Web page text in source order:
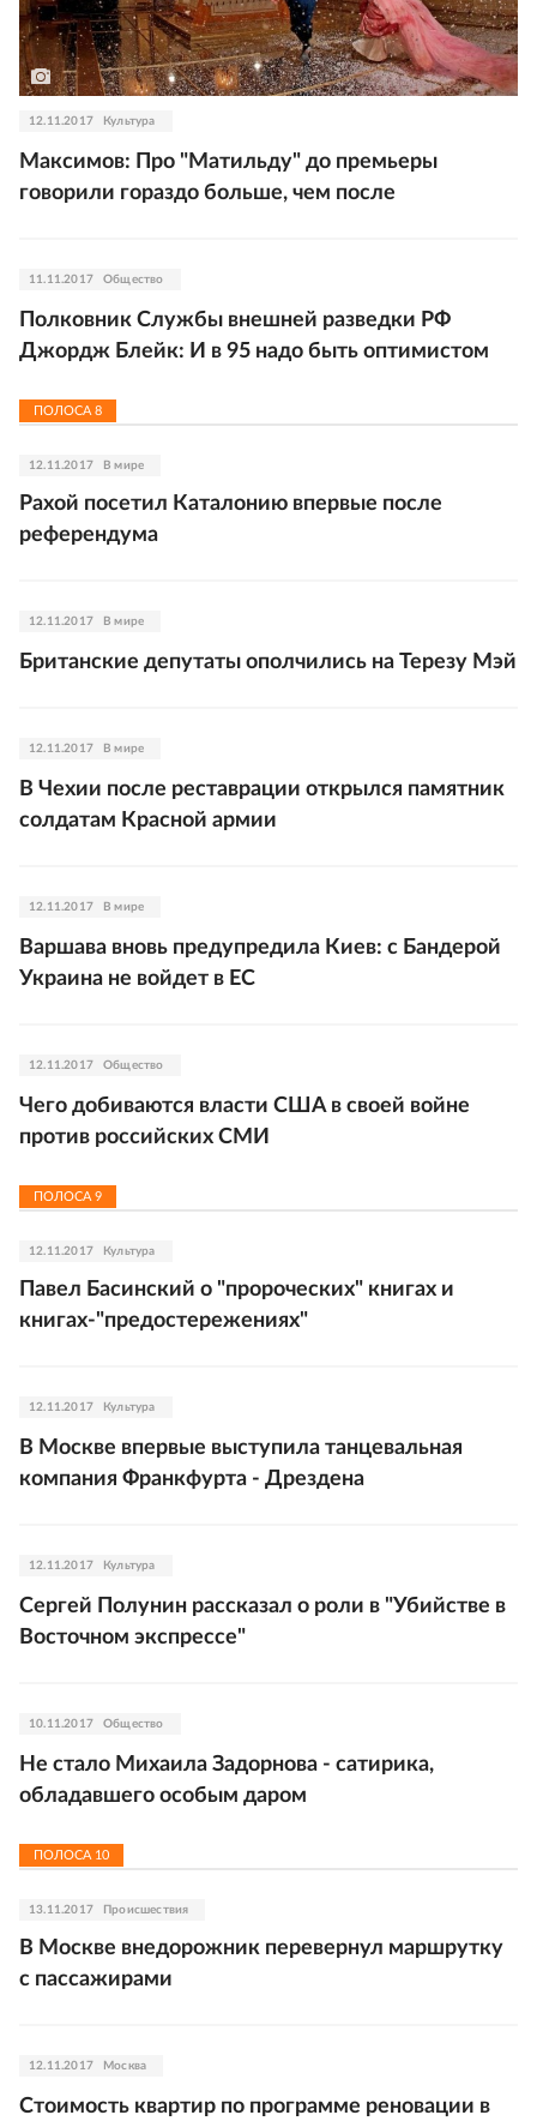
12.11.2017 Культура
Максимов: Про "Матильду" до премьеры
говорили гораздо больше, чем после
11.11.2017 Общество
Полковник Службы внешней разведки РФ
Джордж Блейк: И в 95 надо быть оптимистом
ПОЛОСА 8
12.11.2017 В мире
Рахой посетил Каталонию впервые после
референдума
12.11.2017 В мире
Британские депутаты ополчились на Терезу Мэй
12.11.2017 В мире
В Чехии после реставрации открылся памятник
солдатам Красной армии
12.11.2017 В мире
Варшава вновь предупредила Киев: с Бандерой
Украина не войдет в ЕС
12.11.2017 Общество
Чего добиваются власти США в своей войне
против российских СМИ
ПОЛОСА 9
12.11.2017 Культура
Павел Басинский о "пророческих" книгах и
книгах-"предостережениях"
12.11.2017 Культура
В Москве впервые выступила танцевальная
компания Франкфурта - Дрездена
12.11.2017 Культура
Сергей Полунин рассказал о роли в "Убийстве в
Восточном экспрессе"
10.11.2017 Общество
Не стало Михаила Задорнова - сатирика,
обладавшего особым даром
ПОЛОСА 10
13.11.2017 Происшествия
В Москве внедорожник перевернул маршрутку
с пассажирами
12.11.2017 Москва
Стоимость квартир по программе реновации в